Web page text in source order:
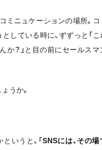
ミニュケーションの場所。
している時に、ずずっと「
か？」と目の前にセールス
うか。
いうと、「SNSには、その